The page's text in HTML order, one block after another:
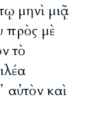
μηνὶ μιᾷ
πρὸς μὲ
τὸ
αὐτὸν καὶ